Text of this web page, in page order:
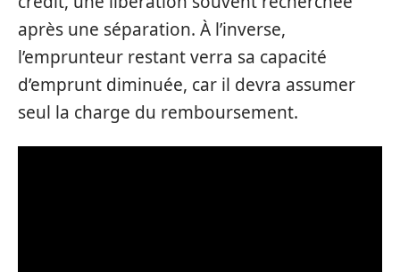
après une séparation. À l’inverse,
l’emprunteur restant verra sa capacité
d’emprunt diminuée, car il devra assumer
seul la charge du remboursement.